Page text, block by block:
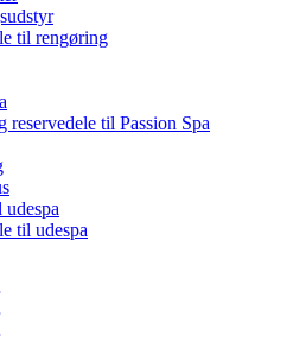
til rengøring
reservedele til Passion Spa
til udespa